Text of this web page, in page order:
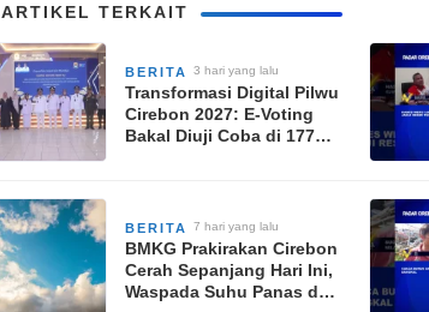
ARTIKEL TERKAIT
BERITA 3 hari yang lalu
Transformasi Digital Pilwu
Cirebon 2027: E-Voting
Bakal Diuji Coba di 177
BERITA 7 hari yang lalu
BMKG Prakirakan Cirebon
Cerah Sepanjang Hari Ini,
Waspada Suhu Panas dan